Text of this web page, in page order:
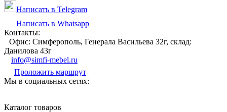
Написать в Telegram
Написать в Whatsapp
Контакты:
Офис: Симферополь, Генерала Васильева 32г, склад:
Данилова 43г
info@simfi-mebel.ru
Проложить маршрут
Мы в социальных сетях:
Каталог товаров